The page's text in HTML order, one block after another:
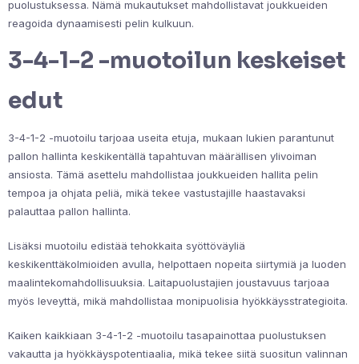
puolustuksessa. Nämä mukautukset mahdollistavat joukkueiden
reagoida dynaamisesti pelin kulkuun.
3-4-1-2 -muotoilun keskeiset
edut
3-4-1-2 -muotoilu tarjoaa useita etuja, mukaan lukien parantunut
pallon hallinta keskikentällä tapahtuvan määrällisen ylivoiman
ansiosta. Tämä asettelu mahdollistaa joukkueiden hallita pelin
tempoa ja ohjata peliä, mikä tekee vastustajille haastavaksi
palauttaa pallon hallinta.
Lisäksi muotoilu edistää tehokkaita syöttöväyliä
keskikenttäkolmioiden avulla, helpottaen nopeita siirtymiä ja luoden
maalintekomahdollisuuksia. Laitapuolustajien joustavuus tarjoaa
myös leveyttä, mikä mahdollistaa monipuolisia hyökkäysstrategioita.
Kaiken kaikkiaan 3-4-1-2 -muotoilu tasapainottaa puolustuksen
vakautta ja hyökkäyspotentiaalia, mikä tekee siitä suositun valinnan